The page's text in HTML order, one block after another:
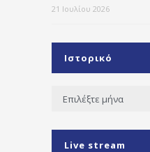
21 Ιουλίου 2026
Ιστορικό
Ιστορικό
Live stream